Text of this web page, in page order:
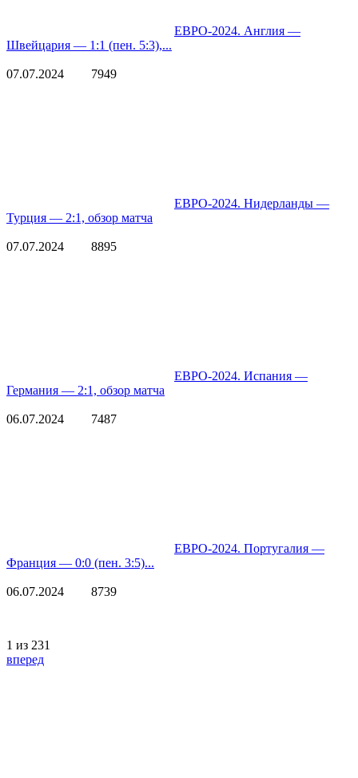
ЕВРО-2024. Англия —
Швейцария — 1:1 (пен. 5:3),...
07.07.2024 7949
ЕВРО-2024. Нидерланды —
Турция — 2:1, обзор матча
07.07.2024 8895
ЕВРО-2024. Испания —
Германия — 2:1, обзор матча
06.07.2024 7487
ЕВРО-2024. Португалия —
Франция — 0:0 (пен. 3:5)...
06.07.2024 8739
1 из 231
вперед